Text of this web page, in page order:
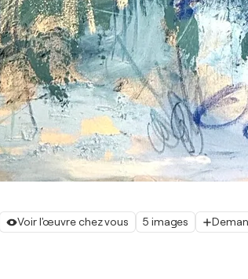
Voir l'œuvre chez vous 5 images